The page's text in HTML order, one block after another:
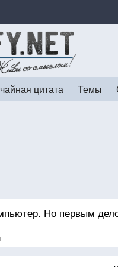
цитата Темы
Но первым